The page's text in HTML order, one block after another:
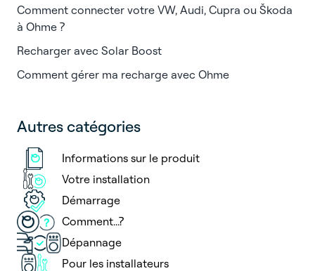
Comment connecter votre VW, Audi, Cupra ou Škoda
à Ohme ?
Recharger avec Solar Boost
Comment gérer ma recharge avec Ohme
Autres catégories
Informations sur le produit
Votre installation
Démarrage
Comment...?
Dépannage
Pour les installateurs